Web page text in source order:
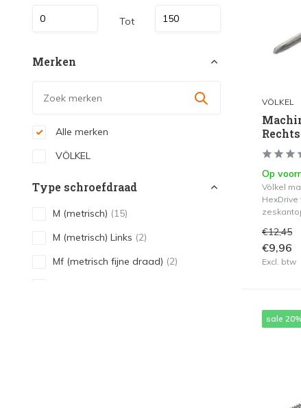
Tot
Merken
Alle merken
VÖLKEL
Type schroefdraad
M (metrisch) (15)
M (metrisch) Links (2)
Mf (metrisch fijne draad) (2)
VÖLKEL
Op
Völkel
€12,45
€9,96
Excl. btw
sale 20%